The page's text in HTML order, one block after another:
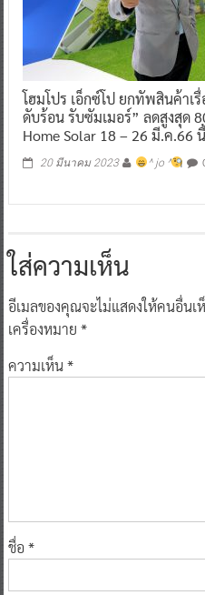
โฮมโปร เอ็กซ์โป ยกทัพสินค้าเ
ดับร้อน รับซัมเมอร์” ลดสูงสุด
Home Solar 18 – 26 มี.ค.66
20 มีนาคม 2023 ^ jo ^
ใส่ความเห็น
อีเมลของคุณจะไม่แสดงให้คนอื่นเ
เครื่องหมาย *
ความเห็น*
ชื่อ *